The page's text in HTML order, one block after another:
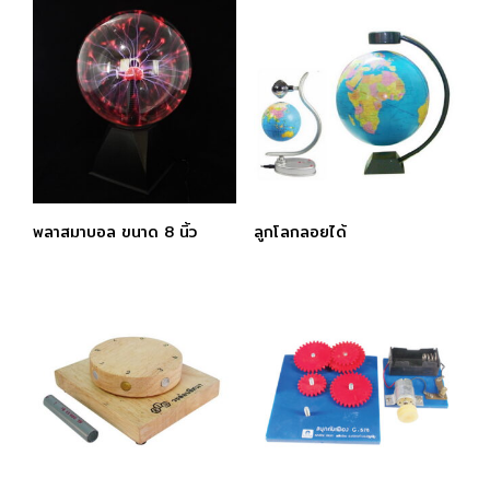
พลาสมาบอล ขนาด 8 นิ้ว ลูกโลกลอยได้